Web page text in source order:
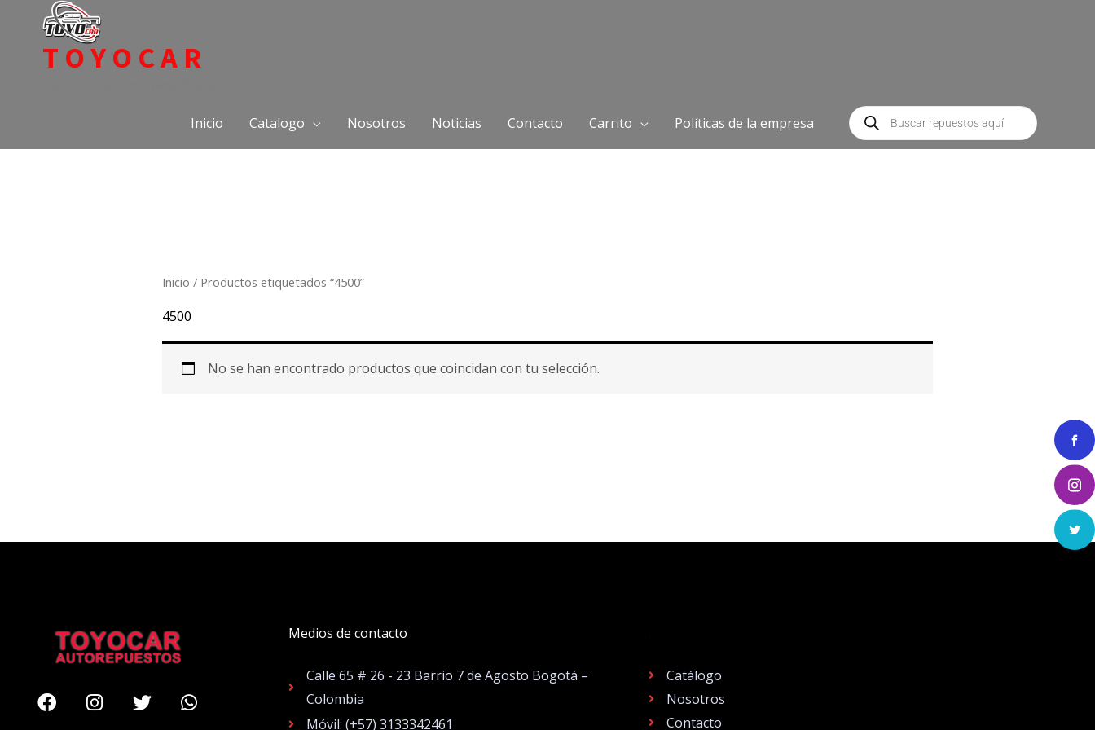
contenidoTOYOCAR
Inicio Catalogo Nosotros Noticias Contacto Carrito Políticas de la empresa
Búsqueda
de
productos
Inicio / Productos etiquetados “4500”
4500
No se han encontrado productos que coincidan con tu selección.
FacebookInstagram
TwitterWhatsapp
Medios de contacto
Calle 65 # 26 - 23 Barrio 7 de Agosto Bogotá –
Colombia
Móvil: (+57) 3133342461
Catálogo
Nosotros
Contacto